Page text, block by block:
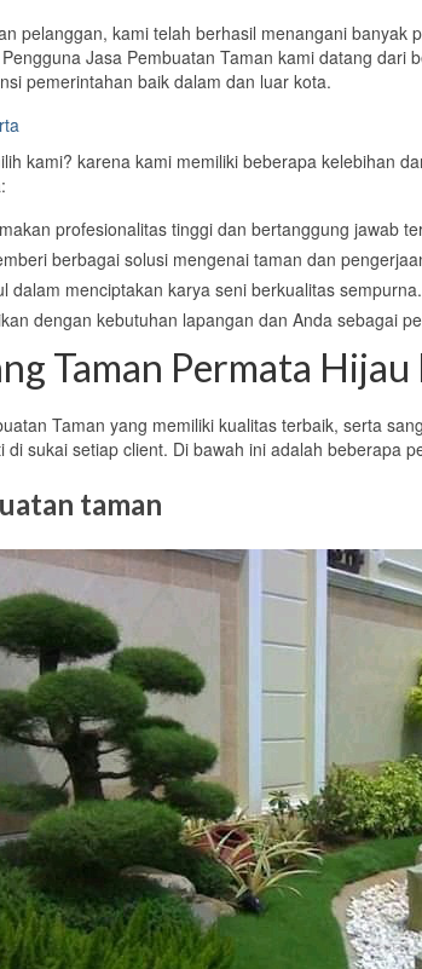
pelanggan, kami telah berhasil menangani banyak
Jasa Pembuatan Taman kami datang dari
pemerintahan baik dalam dan luar kota.
kami? karena kami memiliki beberapa kelebihan
profesionalitas tinggi dan bertanggung jawab
berbagai solusi mengenai taman dan
dalam menciptakan karya seni berkualitas sempurna.
dengan kebutuhan lapangan dan Anda sebagai
Taman Permata Hijau
Taman yang memiliki kualitas terbaik, serta
di sukai setiap client. Di bawah ini adalah beberapa
taman